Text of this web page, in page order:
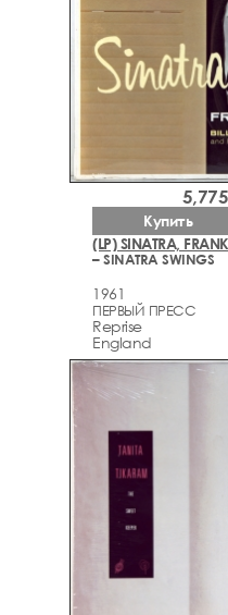
(LP) SINATRA, FRANK
– SINATRA SWINGS
1961
ПЕРВЫЙ ПРЕСС
Reprise
England
Купить